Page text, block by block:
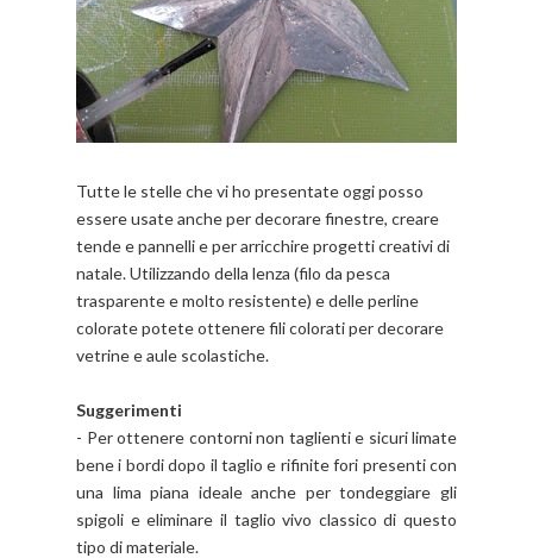
Tutte le stelle che vi ho presentate oggi posso
essere usate anche per decorare finestre, creare
tende e pannelli e per arricchire progetti creativi di
natale. Utilizzando della lenza (filo da pesca
trasparente e molto resistente) e delle perline
colorate potete ottenere fili colorati per decorare
vetrine e aule scolastiche.
Suggerimenti
- Per ottenere contorni non taglienti e sicuri limate
bene i bordi dopo il taglio e rifinite fori presenti con
una lima piana ideale anche per tondeggiare gli
spigoli e eliminare il taglio vivo classico di questo
tipo di materiale.